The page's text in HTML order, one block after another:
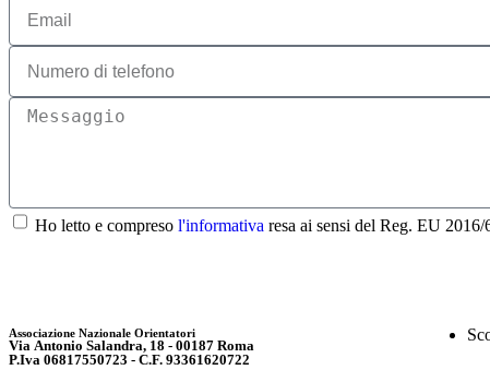
Ho letto e compreso l'informativa resa ai sensi del Reg. EU
Associazione Nazionale Orientatori
Via Antonio Salandra, 18 - 00187 Roma
P.Iva 06817550723 - C.F. 93361620722